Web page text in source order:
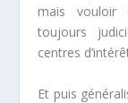
mais vouloir
toujours
centres
Et puis